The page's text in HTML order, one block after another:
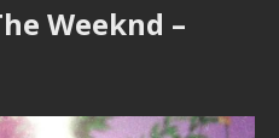
Weeknd –